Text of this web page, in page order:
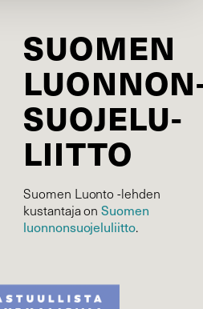
SUOMEN
SUOJELU­
LIITTO
Suomen Luonto -lehden
kustantaja onSuomen
luonnonsuojelu­liitto.